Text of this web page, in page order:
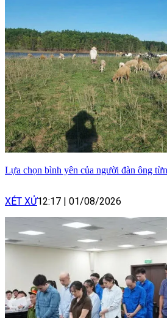
Lựa chọn bình yên của người đàn ông
XÉT XỬ12:17 | 01/08/2026